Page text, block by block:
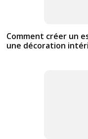
Comment créer un
une décoration